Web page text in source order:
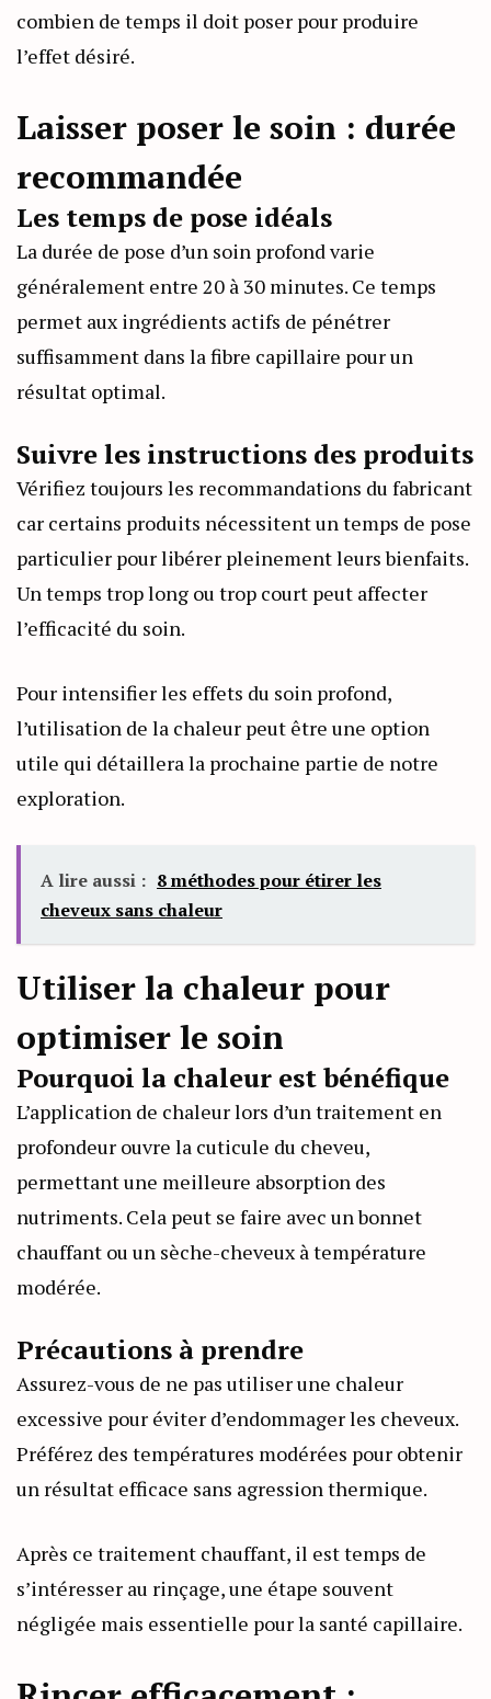
combien de temps il doit poser pour produire
l’effet désiré.
Laisser poser le soin : durée
recommandée
Les temps de pose idéals
La durée de pose d’un soin profond varie
généralement entre 20 à 30 minutes. Ce temps
permet aux ingrédients actifs de pénétrer
suffisamment dans la fibre capillaire pour un
résultat optimal.
Suivre les instructions des produits
Vérifiez toujours les recommandations du fabricant
car certains produits nécessitent un temps de pose
particulier pour libérer pleinement leurs bienfaits.
Un temps trop long ou trop court peut affecter
l’efficacité du soin.
Pour intensifier les effets du soin profond,
l’utilisation de la chaleur peut être une option
utile qui détaillera la prochaine partie de notre
exploration.
A lire aussi : 8 méthodes pour étirer les
cheveux sans chaleur
Utiliser la chaleur pour
optimiser le soin
Pourquoi la chaleur est bénéfique
L’application de chaleur lors d’un traitement en
profondeur ouvre la cuticule du cheveu,
permettant une meilleure absorption des
nutriments. Cela peut se faire avec un bonnet
chauffant ou un sèche-cheveux à température
modérée.
Précautions à prendre
Assurez-vous de ne pas utiliser une chaleur
excessive pour éviter d’endommager les cheveux.
Préférez des températures modérées pour obtenir
un résultat efficace sans agression thermique.
Après ce traitement chauffant, il est temps de
s’intéresser au rinçage, une étape souvent
négligée mais essentielle pour la santé capillaire.